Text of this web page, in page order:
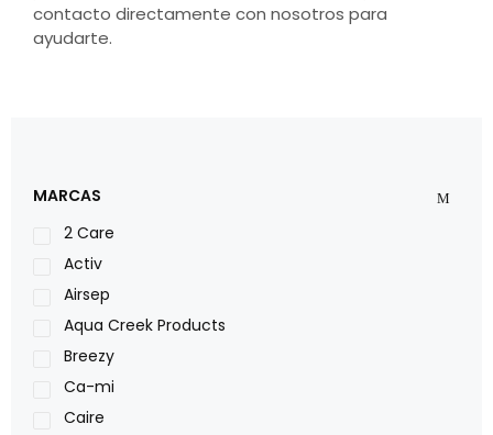
contacto directamente con nosotros para
ayudarte.
MARCAS
2 Care
Activ
Airsep
Aqua Creek Products
Breezy
Ca-mi
Caire